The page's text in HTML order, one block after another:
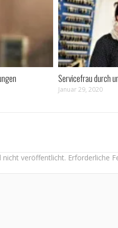
Servicefrau durch
Januar 29, 2020
nicht veröffentlicht. Erforderliche